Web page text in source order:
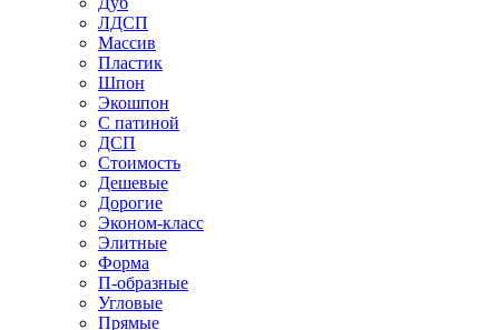
ЛДСП
Массив
Пластик
Шпон
Экошпон
С патиной
ДСП
Стоимость
Дешевые
Дорогие
Эконом-класс
Элитные
Форма
П-образные
Угловые
Прямые